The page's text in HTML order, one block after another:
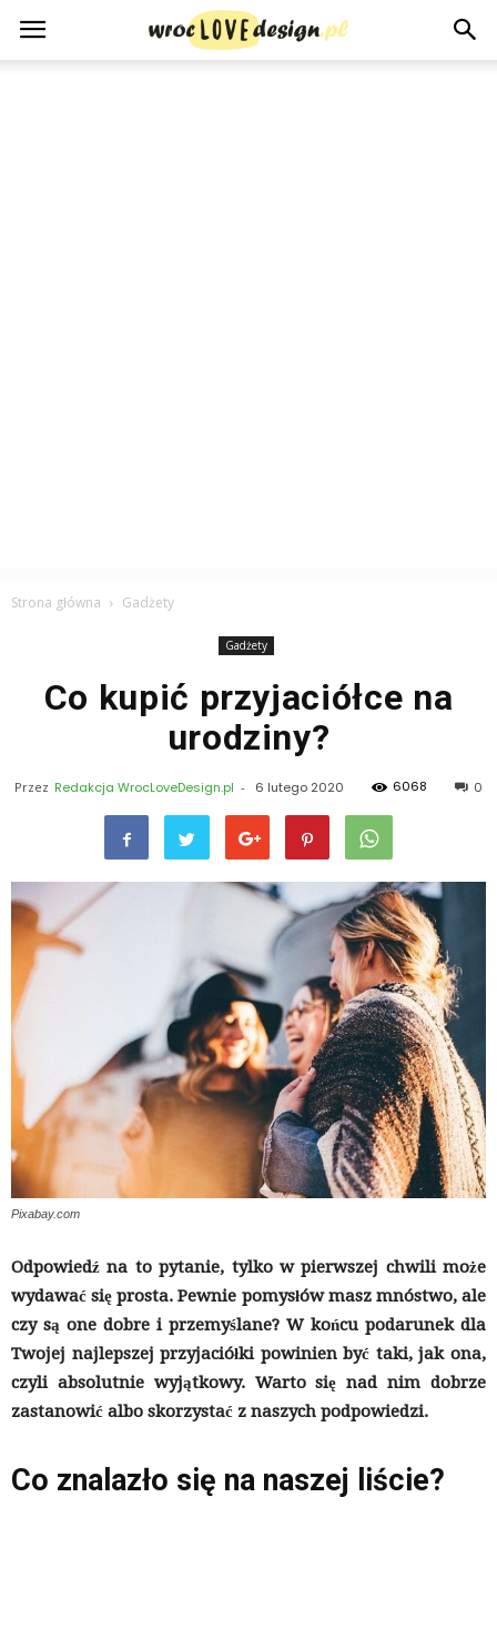
Strona główna Gadżety
Gadżety
Co kupić przyjaciółce na
urodziny?
Przez Redakcja WrocLoveDesign.pl - 6 lutego 2020 6068 0
Pixabay.com
Odpowiedź na to pytanie, tylko w pierwszej chwili może
wydawać się prosta. Pewnie pomysłów masz mnóstwo, ale
czy są one dobre i przemyślane? W końcu podarunek dla
Twojej najlepszej przyjaciółki powinien być taki, jak ona,
czyli absolutnie wyjątkowy. Warto się nad nim dobrze
zastanowić albo skorzystać z naszych podpowiedzi.
Co znalazło się na naszej liście?